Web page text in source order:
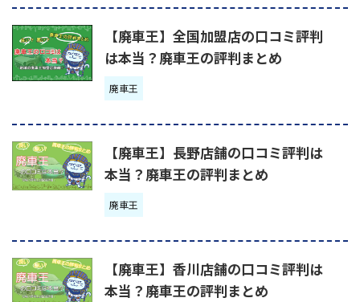
【廃車王】全国加盟店の口コミ評判
は本当？廃車王の評判まとめ
廃車王
【廃車王】長野店舗の口コミ評判は
本当？廃車王の評判まとめ
廃車王
【廃車王】香川店舗の口コミ評判は
本当？廃車王の評判まとめ